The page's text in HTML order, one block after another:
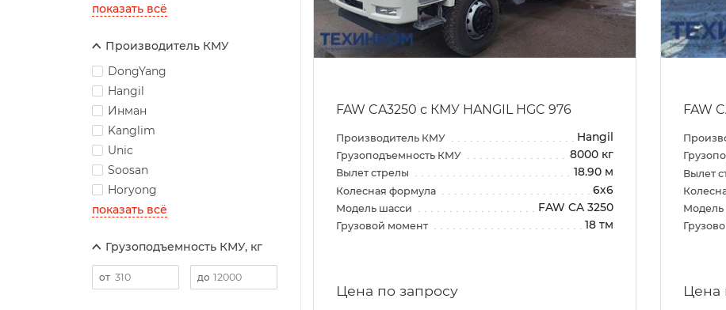
показать всё
Производитель КМУ
DongYang
Hangil
Инман
Kanglim
Unic
Soosan
Horyong
показать всё
Грузоподъемность КМУ, кг
FAW CA3250 с КМУ HANGIL HGC 976
Производитель КМУ Hangil
Грузоподъемность КМУ 8000 кг
Вылет стрелы 18.90 м
Колесная формула 6х6
Модель шасси FAW CA 3250
Грузовой момент 18 тм
Цена по запросу
FAW
Вылет
Модель
Цена